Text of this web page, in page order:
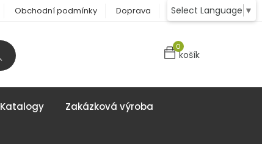
Select Language ▼
Obchodní podmínky Doprava Kontakt
0
košík
Katalogy Zakázková výroba